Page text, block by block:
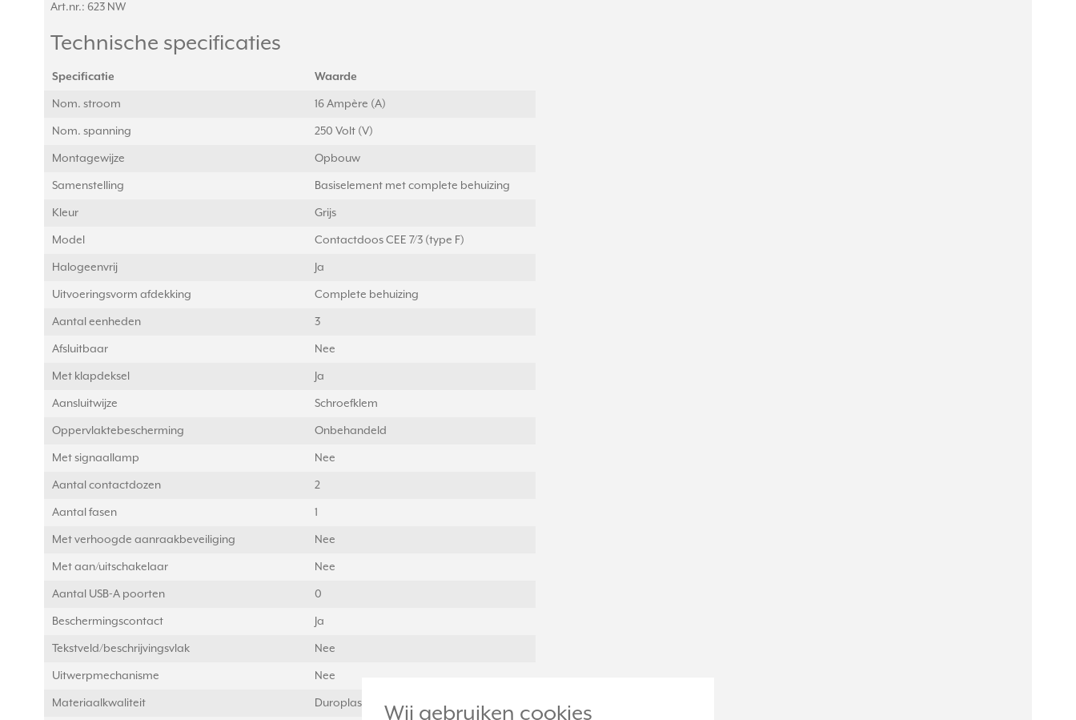
Wij gebruiken cookies
Art.nr.: 623 NW
Technische specificaties
Specificatie Waarde
Nom. stroom 16 Ampère (A)
Nom. spanning 250 Volt (V)
Montagewijze Opbouw
Samenstelling Basiselement met complete behuizing
Kleur Grijs
Model Contactdoos CEE 7/3 (type F)
Halogeenvrij Ja
Uitvoeringsvorm afdekking Complete behuizing
Aantal eenheden 3
Afsluitbaar Nee
Met klapdeksel Ja
Aansluitwijze Schroefklem
Oppervlaktebescherming Onbehandeld
Met signaallamp Nee
Aantal contactdozen 2
Aantal fasen 1
Met verhoogde aanraakbeveiliging Nee
Met aan/uitschakelaar Nee
Aantal USB-A poorten 0
Beschermingscontact Ja
Tekstveld/beschrijvingsvlak Nee
Uitwerpmechanisme Nee
Materiaalkwaliteit Duroplast